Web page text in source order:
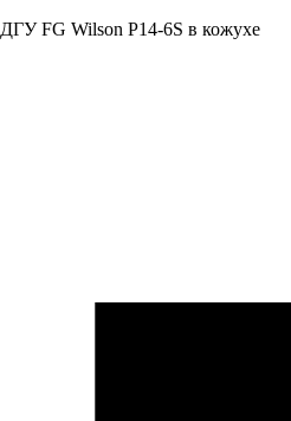
ДГУ FG Wilson P14-6S в кожухе